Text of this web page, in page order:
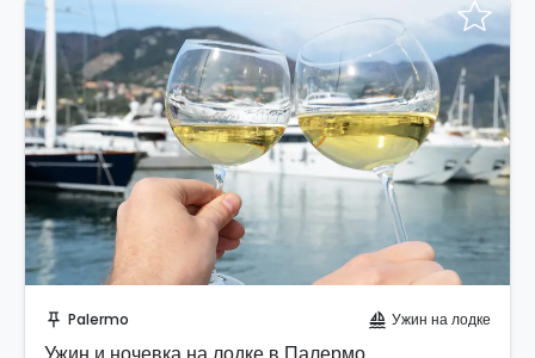
push_pin Palermo sailing Ужин на лодке